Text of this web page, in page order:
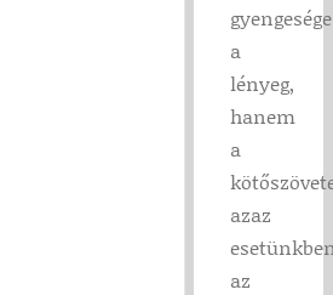
gyengesége
a
lényeg,
hanem
a
azaz
az